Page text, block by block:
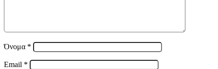
Όνομα *
Email *